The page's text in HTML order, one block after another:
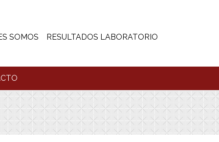
SOMOS RESULTADOS LABORATORIO